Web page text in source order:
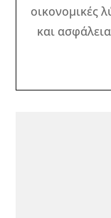
οικονομικές
και